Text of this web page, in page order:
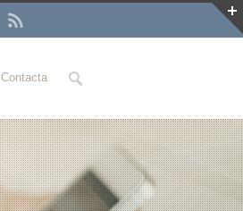
Buscar
Contacta